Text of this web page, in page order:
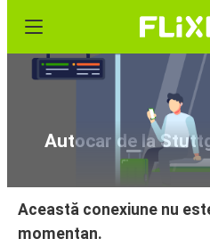
Autocar de la
Această conexiune nu
momentan.